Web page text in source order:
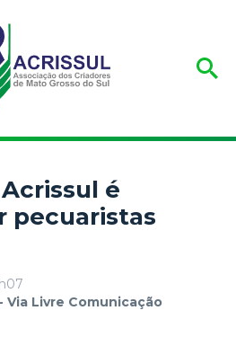
é
pecuaristas
Livre Comunicação